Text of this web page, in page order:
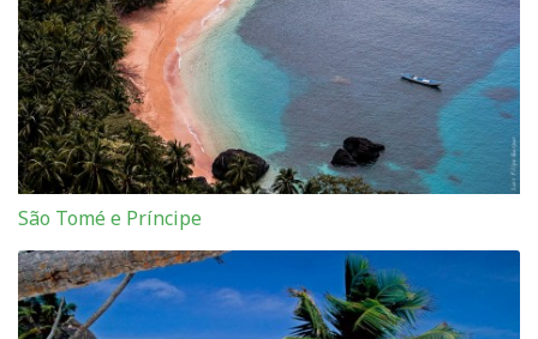
São Tomé e Príncipe